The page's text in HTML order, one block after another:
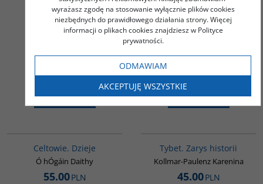
70.00PLN
ZOBACZ
renesans. Chińska
transformacja i jej
konsekwencje / Birma.
Złota ziemia roni łzy -
PAKIET PROMOCYJNY
119.00PLN
ZOBACZ
Celtowie. Dzieje
Ó hÓgáin Daithy
55.00PLN
Tybet. Zarys historii
Kollmar-Paulenz Karenina
45.00PLN
wyrażasz zgodę na stosowanie wyłącznie plików cookies
niezbędnych do prawidłowego działania strony. Więcej
informacji o plikach cookies znajdziesz w Polityce
prywatności.
ODMAWIAM
AKCEPTUJĘ WSZYSTKIE